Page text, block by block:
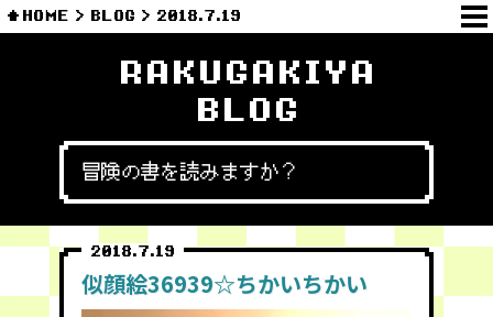
HOME BLOG 2018.7.19
RAKUGAKIYA
BLOG
冒険の書を読みますか？
2018.7.19
似顔絵36939☆ちかいちかい